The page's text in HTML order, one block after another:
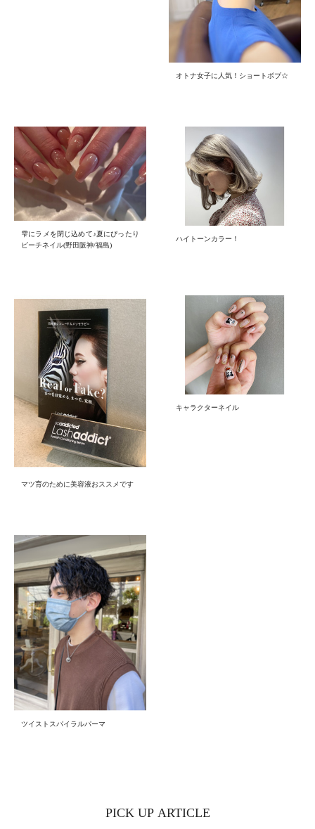
オトナ女子に人気！ショートボブ☆
雫にラメを閉じ込めて♪夏にぴったり
ピーチネイル(野田阪神/福島)
ハイトーンカラー！
マツ育のために美容液おススメです
キャラクターネイル
ツイストスパイラルパーマ
PICK UP ARTICLE